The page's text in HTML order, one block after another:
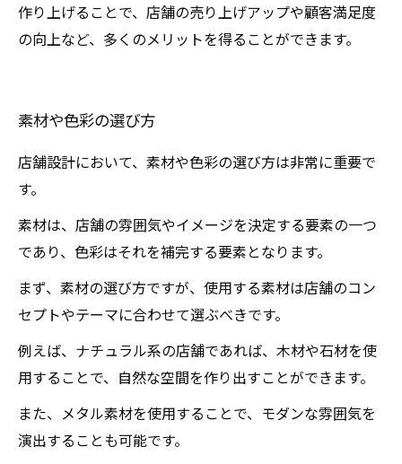
作り上げることで、店舗の売り上げアップや顧客満足度
の向上など、多くのメリットを得ることができます。
素材や色彩の選び方
店舗設計において、素材や色彩の選び方は非常に重要で
す。
素材は、店舗の雰囲気やイメージを決定する要素の一つ
であり、色彩はそれを補完する要素となります。
まず、素材の選び方ですが、使用する素材は店舗のコン
セプトやテーマに合わせて選ぶべきです。
例えば、ナチュラル系の店舗であれば、木材や石材を使
用することで、自然な空間を作り出すことができます。
また、メタル素材を使用することで、モダンな雰囲気を
演出することも可能です。